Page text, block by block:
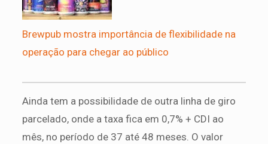
Brewpub mostra importância de flexibilidade na
operação para chegar ao público
Ainda tem a possibilidade de outra linha de giro
parcelado, onde a taxa fica em 0,7% + CDI ao
mês, no período de 37 até 48 meses. O valor